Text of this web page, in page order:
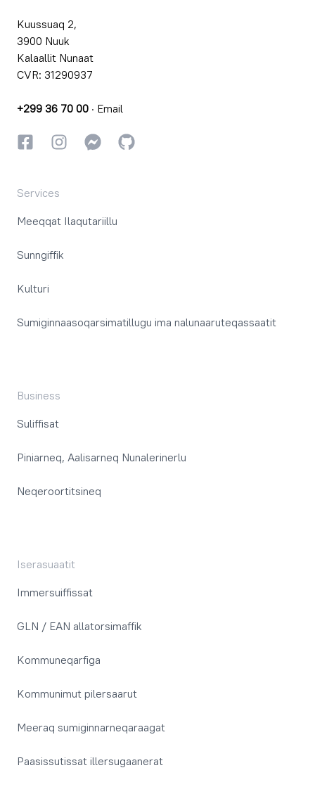
Kuussuaq 2,
3900 Nuuk
Kalaallit Nunaat
CVR: 31290937
+299 36 70 00 · Email
FacebookkiInstagrammiInstagrammi
GitHub
Services
Meeqqat Ilaqutariillu
Sunngiffik
Kulturi
Sumiginnaasoqarsimatillugu ima nalunaaruteqassaatit
Business
Suliffisat
Piniarneq, Aalisarneq Nunalerinerlu
Neqeroortitsineq
Iserasuaatit
Immersuiffissat
GLN / EAN allatorsimaffik
Kommuneqarfiga
Kommunimut pilersaarut
Meeraq sumiginnarneqaraagat
Paasissutissat illersugaanerat